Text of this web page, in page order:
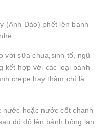
(Anh Đào) phết lên bánh
với sữa chua,sinh tố, ngũ
kết hợp với các loại bánh
crepe hay thậm chí là
hoặc nước cốt chanh
đó đổ lên bánh bông lan